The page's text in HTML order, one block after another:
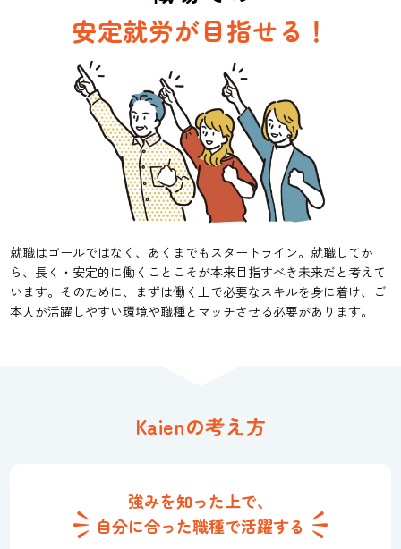
安定就労が目指せる！
就職はゴールではなく、あくまでもスタートライン。就職してか
ら、長く・安定的に働くことこそが本来目指すべき未来だと考えて
います。そのために、まずは働く上で必要なスキルを身に着け、ご
本人が活躍しやすい環境や職種とマッチさせる必要があります。
Kaienの考え方
強みを知った上で、
自分に合った職種で活躍する